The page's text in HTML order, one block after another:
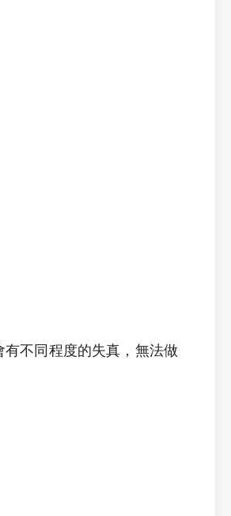
不同程度的失真，無法做